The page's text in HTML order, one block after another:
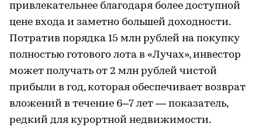
привлекательнее благодаря более доступной
цене входа и заметно большей доходности.
Потратив порядка 15 млн рублей на покупку
полностью готового лота в «Лучах», инвестор
может получать от 2 млн рублей чистой
прибыли в год, которая обеспечивает возврат
вложений в течение 6–7 лет — показатель,
редкий для курортной недвижимости.